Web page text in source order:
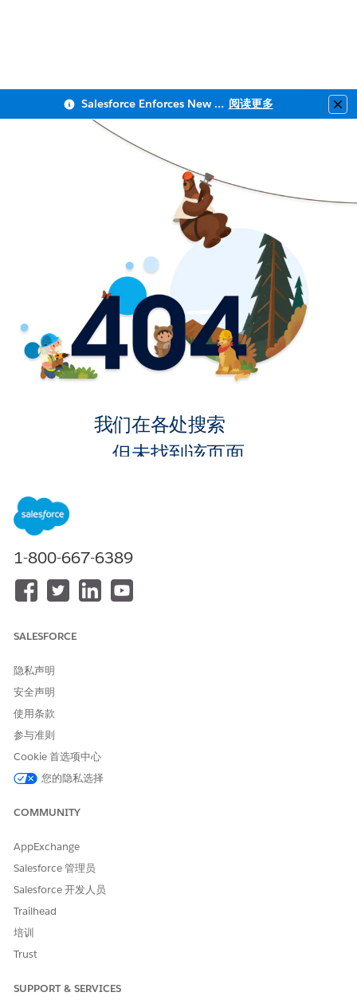
Salesforce Enforces New Security Requirements in Summer 2026 阅读更多
我们在各处搜索
，但未找到该页面。
1-800-667-6389
SALESFORCE
隐私声明
安全声明
使用条款
参与准则
Cookie 首选项中心
您的隐私选择
COMMUNITY
AppExchange
Salesforce 管理员
Salesforce 开发人员
Trailhead
培训
Trust
SUPPORT & SERVICES